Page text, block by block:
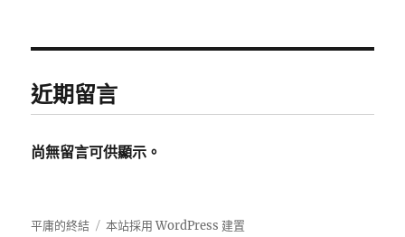
近期留言
尚無留言可供顯示。
平庸的終結 本站採用 WordPress 建置